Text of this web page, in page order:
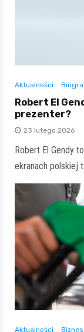
Aktualności
Robert El
prezenter?
23 lutego 2026
Robert El Gendy
ekranach polskiej
Aktualności Biznes